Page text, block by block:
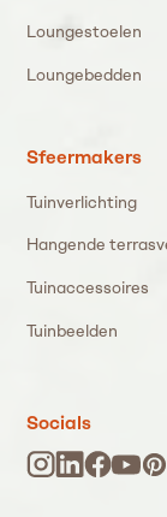
Loungestoelen
Loungebedden
Sfeermakers
Tuinverlichting
Hangende
Tuinaccessoires
Tuinbeelden
Socials